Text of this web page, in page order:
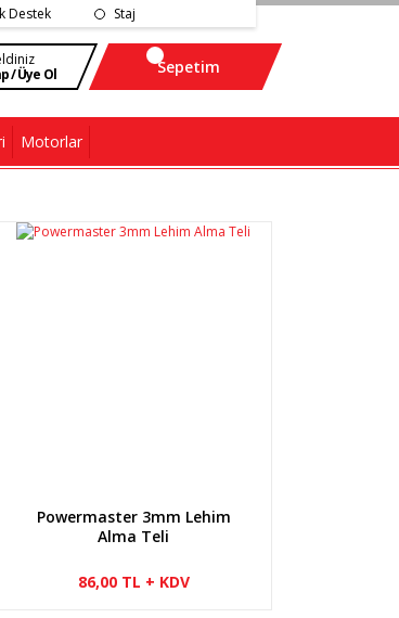
Destek Staj
/ Üye Ol
Sepetim
Motorlar
Powermaster 3mm Lehim
Alma Teli
86,00 TL + KDV